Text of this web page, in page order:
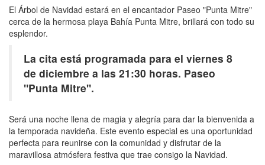
El Árbol de Navidad estará en el encantador Paseo "Punta Mitre"
cerca de la hermosa playa Bahía Punta Mitre, brillará con todo su
esplendor.
La cita está programada para el viernes 8
de diciembre a las 21:30 horas. Paseo
"Punta Mitre".
Será una noche llena de magia y alegría para dar la bienvenida a
la temporada navideña. Este evento especial es una oportunidad
perfecta para reunirse con la comunidad y disfrutar de la
maravillosa atmósfera festiva que trae consigo la Navidad.